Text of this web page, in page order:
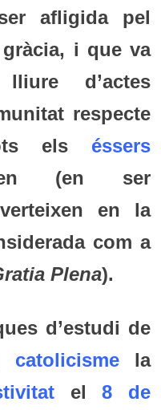
afligida pel
i que va
d’actes
respecte
els éssers
(en ser
en la
com a
Plena).
d’estudi de
catolicismela
el8 de